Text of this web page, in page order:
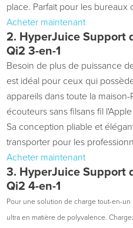
place. Parfait pour les bureaux
Acheter maintenant
2. HyperJuiceSupport
Qi2 3-en-1
Besoin de plus de puissance
est idéal pour ceux qui
appareilsdans toute la maison-
écouteurs sans filsans fill'Apple
Sa conception pliable et
transporter pour les
Acheter maintenant
3. HyperJuiceSupport
Qi2 4-en-1
Pour une solution de charge tout-en-un
ultra en matière de polyvalence.